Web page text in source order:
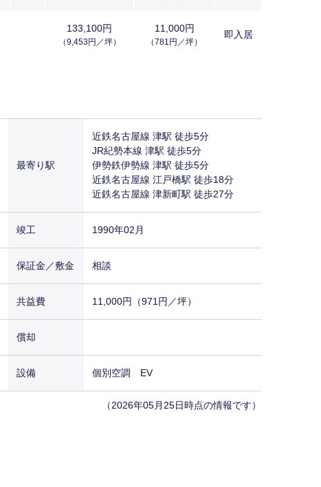
133,100円
（9,453円／坪）
11,000円
（781円／坪）
即入居
最寄り駅
近鉄名古屋線 津駅 徒歩5分
JR紀勢本線 津駅 徒歩5分
伊勢鉄伊勢線 津駅 徒歩5分
近鉄名古屋線 江戸橋駅 徒歩18分
近鉄名古屋線 津新町駅 徒歩27分
竣工 1990年02月
保証金／敷金 相談
共益費 11,000円（971円／坪）
償却
設備 個別空調 EV
（2026年05月25日時点の情報です）